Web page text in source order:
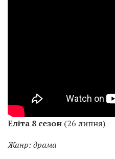
Еліта 8 сезон (26 липня)
Жанр: драма